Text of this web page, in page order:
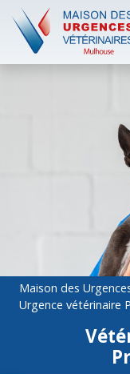
Maison des
Urgence vétérinaire